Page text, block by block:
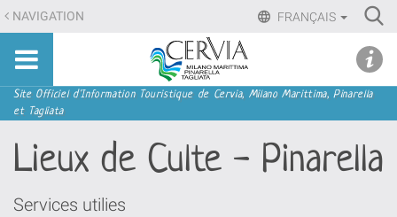
Aller
au
contenu.
Aller
à
navigation
FRANÇAIS
NAVIGATION
Sito
turistico
ufficiale
Milano
Marittima,
Navigation
Site Officiel d'Information Touristique de Cervia, Milano Marittima, Pinarella
et Tagliata
Lieux de Culte - Pinarella
Services utilies
menu